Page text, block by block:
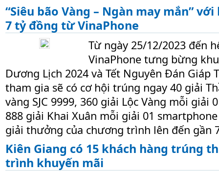
“Siêu bão Vàng – Ngàn may mắn”
7 tỷ đồng từ VinaPhone
Từ ngày 25/12/2023 đến
VinaPhone tưng bừng
Dương Lịch 2024 và Tết Nguyên Đán Giáp
tham gia sẽ có cơ hội trúng ngay 40 giải
vàng SJC 9999, 360 giải Lộc Vàng mỗi giải
888 giải Khai Xuân mỗi giải 01
giải thưởng của chương trình lên đến gần
Kiên Giang có 15 khách hàng trúng
trình khuyến mãi